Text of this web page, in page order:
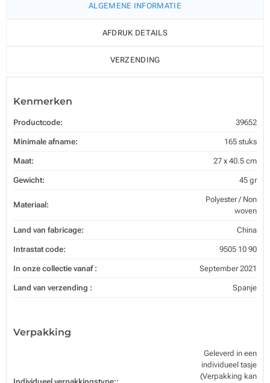
ALGEMENE INFORMATIE
AFDRUK DETAILS
VERZENDING
Kenmerken
Productcode: 39652
Minimale afname: 165 stuks
Maat: 27 x 40.5 cm
Gewicht: 45 gr
Materiaal:
Polyester / Non
woven
Land van fabricage: China
Intrastat code: 9505 10 90
In onze collectie vanaf : September 2021
Land van verzending : Spanje
Verpakking
Geleverd in een
individueel tasje
(Verpakking kan